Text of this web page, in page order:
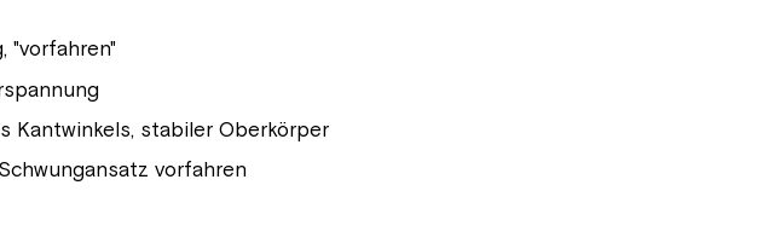
"vorfahren"
Kantwinkels, stabiler Oberkörper
vorfahren